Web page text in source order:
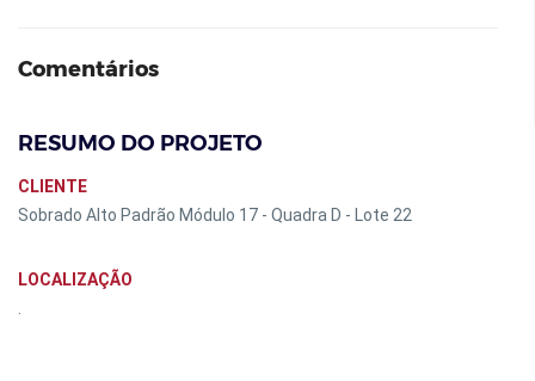
Comentários
RESUMO DO PROJETO
CLIENTE
Sobrado Alto Padrão Módulo 17 - Quadra D - Lote 22
LOCALIZAÇÃO